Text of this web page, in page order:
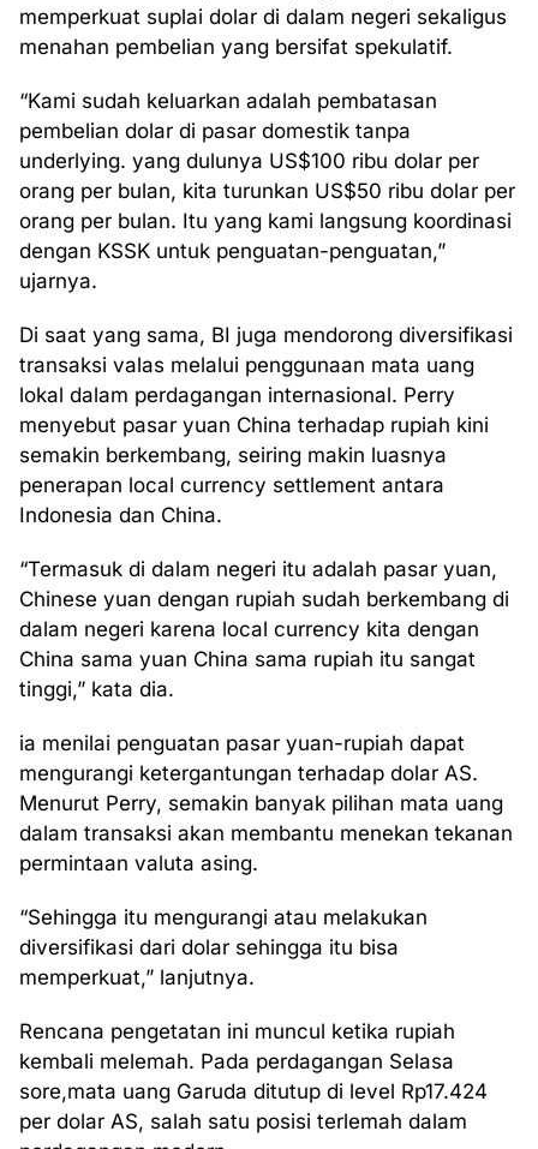
memperkuat suplai dolar di dalam negeri sekaligus
menahan pembelian yang bersifat spekulatif.
“Kami sudah keluarkan adalah pembatasan
pembelian dolar di pasar domestik tanpa
underlying. yang dulunya US$100 ribu dolar per
orang per bulan, kita turunkan US$50 ribu dolar per
orang per bulan. Itu yang kami langsung koordinasi
dengan KSSK untuk penguatan-penguatan,”
ujarnya.
Di saat yang sama, BI juga mendorong diversifikasi
transaksi valas melalui penggunaan mata uang
lokal dalam perdagangan internasional. Perry
menyebut pasar yuan China terhadap rupiah kini
semakin berkembang, seiring makin luasnya
penerapan local currency settlement antara
Indonesia dan China.
“Termasuk di dalam negeri itu adalah pasar yuan,
Chinese yuan dengan rupiah sudah berkembang di
dalam negeri karena local currency kita dengan
China sama yuan China sama rupiah itu sangat
tinggi,” kata dia.
ia menilai penguatan pasar yuan-rupiah dapat
mengurangi ketergantungan terhadap dolar AS.
Menurut Perry, semakin banyak pilihan mata uang
dalam transaksi akan membantu menekan tekanan
permintaan valuta asing.
“Sehingga itu mengurangi atau melakukan
diversifikasi dari dolar sehingga itu bisa
memperkuat,” lanjutnya.
Rencana pengetatan ini muncul ketika rupiah
kembali melemah. Pada perdagangan Selasa
sore,mata uang Garuda ditutup di level Rp17.424
per dolar AS, salah satu posisi terlemah dalam